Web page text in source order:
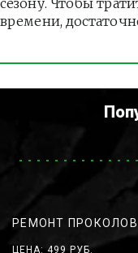
сезону. Чтобы
времени,
РЕМОНТ ПРОКОЛОВ
ЦЕНА: 499 РУБ.